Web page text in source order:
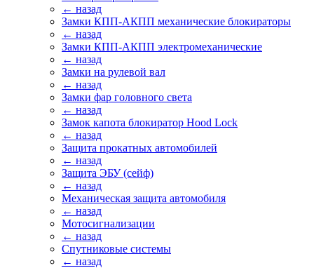
← назад
Замки КПП-АКПП механические блокираторы
← назад
Замки КПП-АКПП электромеханические
← назад
Замки на рулевой вал
← назад
Замки фар головного света
← назад
Замок капота блокиратор Hood Lock
← назад
Защита прокатных автомобилей
← назад
Защита ЭБУ (сейф)
← назад
Механическая защита автомобиля
← назад
Мотосигнализации
← назад
Спутниковые системы
← назад